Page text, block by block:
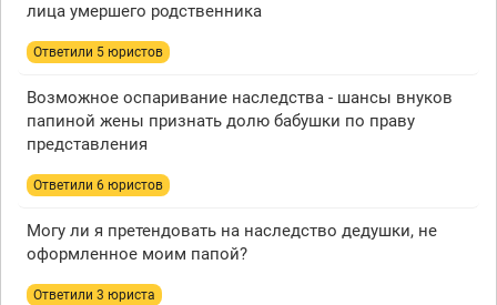
лица умершего родственника
Ответили 5 юристов
Возможное оспаривание наследства - шансы внуков
папиной жены признать долю бабушки по праву
представления
Ответили 6 юристов
Могу ли я претендовать на наследство дедушки, не
оформленное моим папой?
Ответили 3 юристa